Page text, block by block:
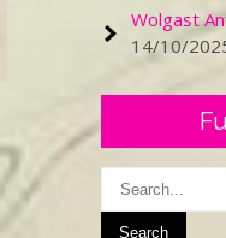
Wolgast
14/10/